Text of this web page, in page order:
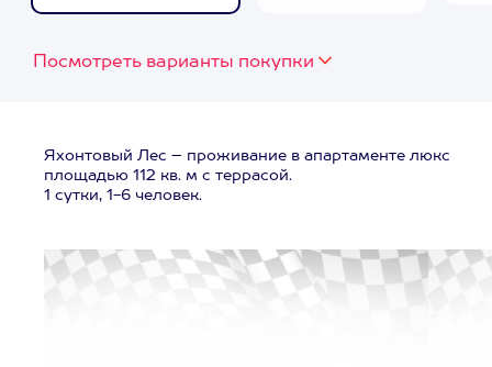
Посмотреть варианты покупки
Яхонтовый Лес – проживание в апартаменте люкс
площадью 112 кв. м с террасой.
1 сутки, 1-6 человек.